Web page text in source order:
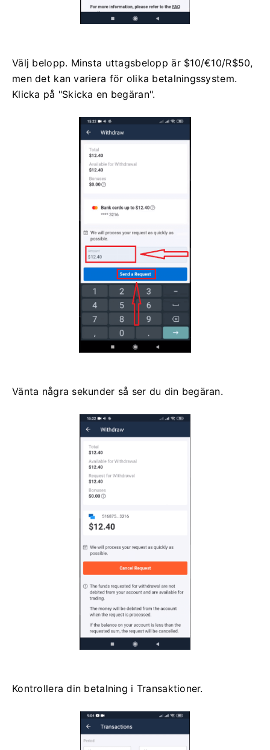
Välj belopp. Minsta uttagsbelopp är $10/€10/R$50,
men det kan variera för olika betalningssystem.
Klicka på "Skicka en begäran".
Vänta några sekunder så ser du din begäran.
Kontrollera din betalning i Transaktioner.